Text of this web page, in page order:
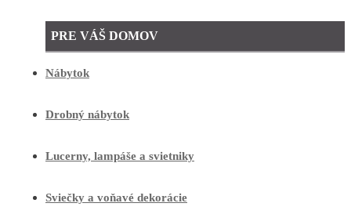
PRE VÁŠ DOMOV
Nábytok
Drobný nábytok
Lucerny, lampáše a svietniky
Sviečky a voňavé dekorácie